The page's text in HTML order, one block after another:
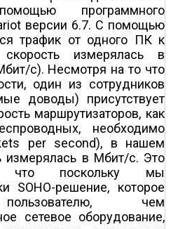
программного
версии 6.7. С помощью
трафик от одного ПК к
измерялась в
с). Несмотря на то что
один из сотрудников
доводы) присутствует
маршрутизаторов, как
необходимо
per second), в нашем
измерялась в Мбит/с. Это
что поскольку мы
SOHO-решение, которое
чем
сетевое оборудование,